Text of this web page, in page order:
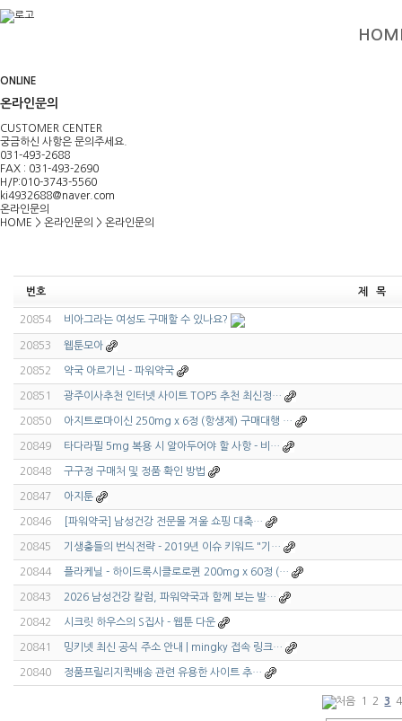
ONLINE
온라인문의
CUSTOMER CENTER
궁금하신 사항은 문의주세요.
031-493-2688
FAX : 031-493-2690
H/P:010-3743-5560
ki4932688@naver.com
온라인문의
HOME > 온라인문의 > 온라인문의
번호 제 목
20854 비아그라는 여성도 구매할 수 있나요?
20853 웹툰모아
20852 약국 아르기닌 - 파워약국
20851 광주이사추천 인터넷 사이트 TOP5 추천 최신정…
20850 아지트로마이신 250mg x 6정 (항생제) 구매대행 …
20849 타다라필 5mg 복용 시 알아두어야 할 사항 - 비…
20848 구구정 구매처 및 정품 확인 방법
20847 아지툰
20846 [파워약국] 남성건강 전문몰 겨울 쇼핑 대축…
20845 기생충들의 번식전략 - 2019년 이슈 키워드 "기…
20844 플라케닐 - 하이드록시클로로퀸 200mg x 60정 (…
20843 2026 남성건강 칼럼, 파워약국과 함께 보는 발…
20842 시크릿 하우스의 S집사 - 웹툰 다운
20841 밍키넷 최신 공식 주소 안내 | mingky 접속 링크…
20840 정품프릴리지퀵배송 관련 유용한 사이트 추…
1 2 3 4